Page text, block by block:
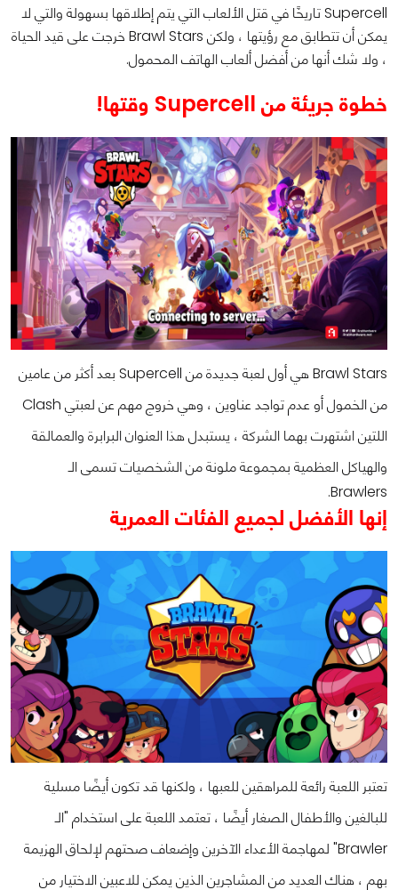
Supercell تاريخًا في قتل الألعاب التي يتم إطلاقها بسهولة والتي لا
يمكن أن تتطابق مع رؤيتها ، ولكن Brawl Stars خرجت على قيد الحياة
، ولا شك أنها من أفضل ألعاب الهاتف المحمول.
خطوة جريئة من Supercell وقتها!
Brawl Stars هي أول لعبة جديدة من Supercell بعد أكثر من عامين
من الخمول أو عدم تواجد عناوين ، وهي خروج مهم عن لعبتي Clash
اللتين اشتهرت بهما الشركة ، يستبدل هذا العنوان البرابرة والعمالقة
والهياكل العظمية بمجموعة ملونة من الشخصيات تسمى الـ
Brawlers.
إنها الأفضل لجميع الفئات العمرية
تعتبر اللعبة رائعة للمراهقين للعبها ، ولكنها قد تكون أيضًا مسلية
للبالغين والأطفال الصغار أيضًا ، تعتمد اللعبة على استخدام "الـ
Brawler" لمهاجمة الأعداء الآخرين وإضعاف صحتهم لإلحاق الهزيمة
بهم ، هناك العديد من المشاجرين الذين يمكن للاعبين الاختيار من